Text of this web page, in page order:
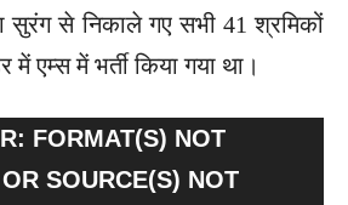
सुरंग से निकाले गए सभी 41 श्रमिकों
में एम्स में भर्ती किया गया था।
FORMAT(S) NOT
SOURCE(S) NOT